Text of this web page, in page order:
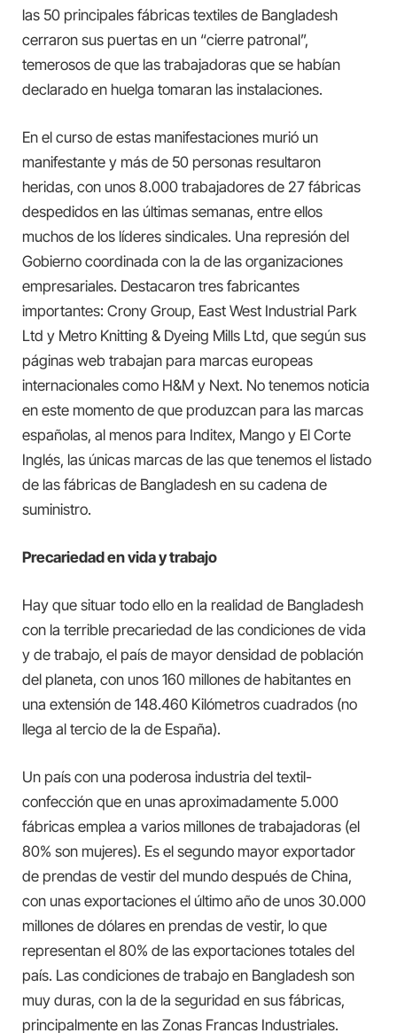
las 50 principales fábricas textiles de Bangladesh
cerraron sus puertas en un “cierre patronal”,
temerosos de que las trabajadoras que se habían
declarado en huelga tomaran las instalaciones.
En el curso de estas manifestaciones murió un
manifestante y más de 50 personas resultaron
heridas, con unos 8.000 trabajadores de 27 fábricas
despedidos en las últimas semanas, entre ellos
muchos de los líderes sindicales. Una represión del
Gobierno coordinada con la de las organizaciones
empresariales. Destacaron tres fabricantes
importantes: Crony Group, East West Industrial Park
Ltd y Metro Knitting & Dyeing Mills Ltd, que según sus
páginas web trabajan para marcas europeas
internacionales como H&M y Next. No tenemos noticia
en este momento de que produzcan para las marcas
españolas, al menos para Inditex, Mango y El Corte
Inglés, las únicas marcas de las que tenemos el listado
de las fábricas de Bangladesh en su cadena de
suministro.
Precariedad en vida y trabajo
Hay que situar todo ello en la realidad de Bangladesh
con la terrible precariedad de las condiciones de vida
y de trabajo, el país de mayor densidad de población
del planeta, con unos 160 millones de habitantes en
una extensión de 148.460 Kilómetros cuadrados (no
llega al tercio de la de España).
Un país con una poderosa industria del textil-
confección que en unas aproximadamente 5.000
fábricas emplea a varios millones de trabajadoras (el
80% son mujeres). Es el segundo mayor exportador
de prendas de vestir del mundo después de China,
con unas exportaciones el último año de unos 30.000
millones de dólares en prendas de vestir, lo que
representan el 80% de las exportaciones totales del
país. Las condiciones de trabajo en Bangladesh son
muy duras, con la de la seguridad en sus fábricas,
principalmente en las Zonas Francas Industriales.